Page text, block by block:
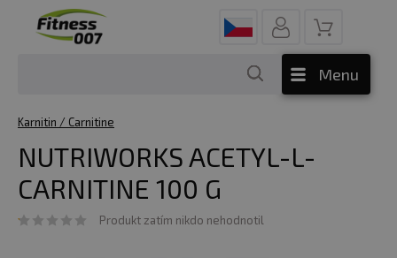
Menu
Karnitin / Carnitine
NUTRIWORKS ACETYL-L-
CARNITINE 100 G
Produkt zatím nikdo nehodnotil